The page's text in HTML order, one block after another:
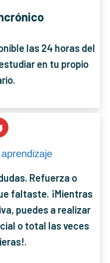
las 24 horas del
en tu propio
Refuerza o
faltaste. ¡Mientras
puedes a realizar
o total las veces